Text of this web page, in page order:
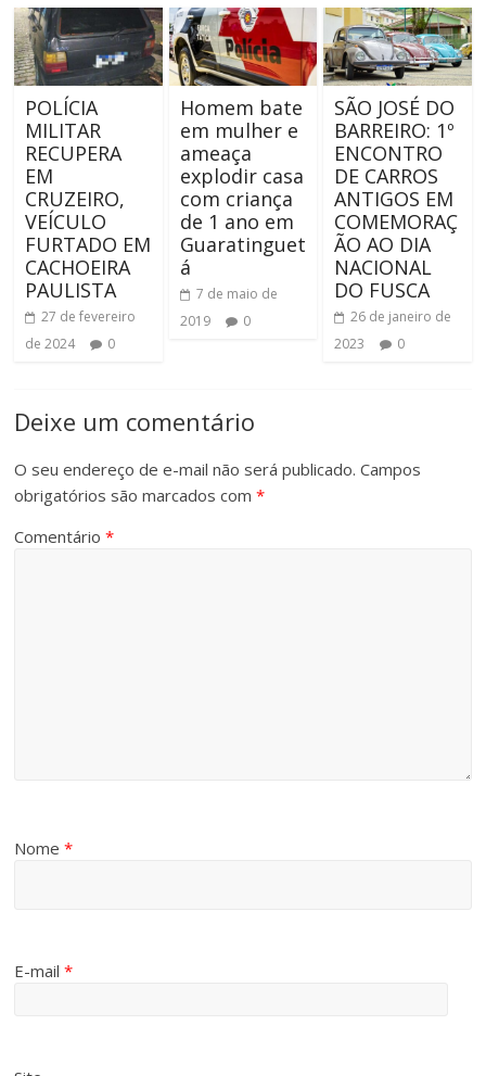
POLÍCIA
MILITAR
RECUPERA
EM
CRUZEIRO,
VEÍCULO
FURTADO EM
CACHOEIRA
PAULISTA
27 de fevereiro
de 2024
0
Homem bate
em mulher e
ameaça
explodir casa
com criança
de 1 ano em
Guaratinguet
á
7 de maio de
2019
0
SÃO JOSÉ DO
BARREIRO: 1º
ENCONTRO
DE CARROS
ANTIGOS EM
COMEMORAÇ
ÃO AO DIA
NACIONAL
DO FUSCA
26 de janeiro de
2023
0
Deixe um comentário
O seu endereço de e-mail não será publicado. Campos
obrigatórios são marcados com*
Comentário*
Nome*
E-mail*